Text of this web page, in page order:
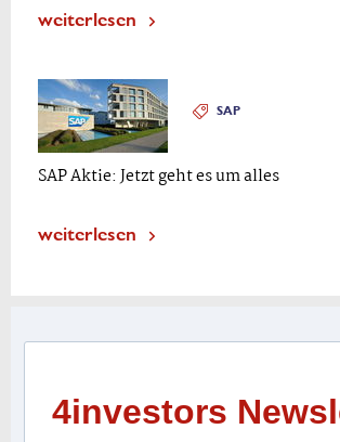
weiterlesen
SAP
SAP Aktie: Jetzt geht es um alles
weiterlesen
4investors